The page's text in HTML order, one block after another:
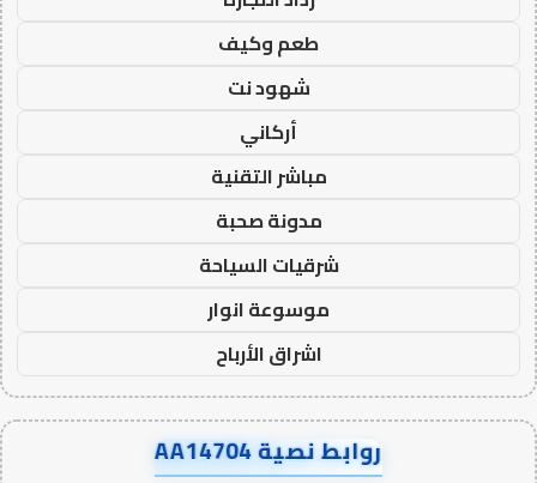
طعم وكيف
شهود نت
أركاني
مباشر التقنية
مدونة صحبة
شرقيات السياحة
موسوعة انوار
اشراق الأرباح
روابط نصية AA14704